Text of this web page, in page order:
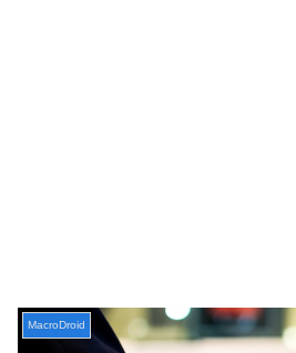
MacroDroid